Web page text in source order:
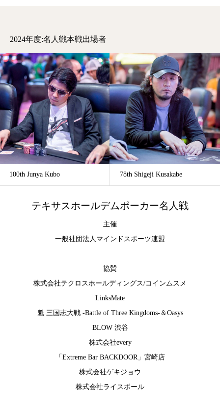
2024年度:名人戦本戦出場者
100th Junya Kubo 78th Shigeji Kusakabe
テキサスホールデムポーカー名人戦
主催
一般社団法人マインドスポーツ連盟
協賛
株式会社テクロスホールディングス/コインムスメ
LinksMate
魁 三国志大戦 -Battle of Three Kingdoms-＆Oasys
BLOW 渋谷
株式会社every
「Extreme Bar BACKDOOR」宮崎店
株式会社ゲキジョウ
株式会社ライスボール